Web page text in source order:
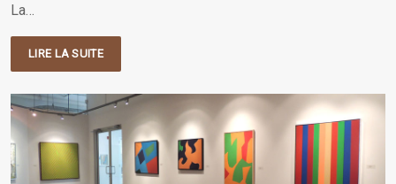
La…
LIRE LA SUITE